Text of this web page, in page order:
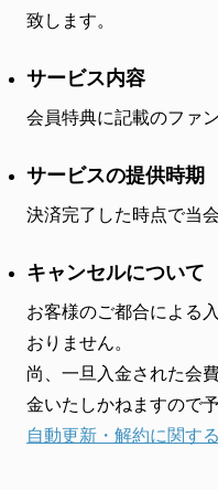
致します。
サービス内容
会員特典に記載のファ
サービスの提供時期
決済完了した時点で当
キャンセルについて
お客様のご都合による
おりません。
尚、一旦入金された会
金いたしかねますので
自動更新・解約に関す